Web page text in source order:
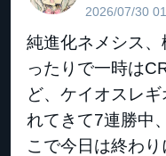
2026/07/30
純進化ネメシス
ったりで一時は
ど、ケイオスレ
れてきて7連勝中
こで今日は終わ